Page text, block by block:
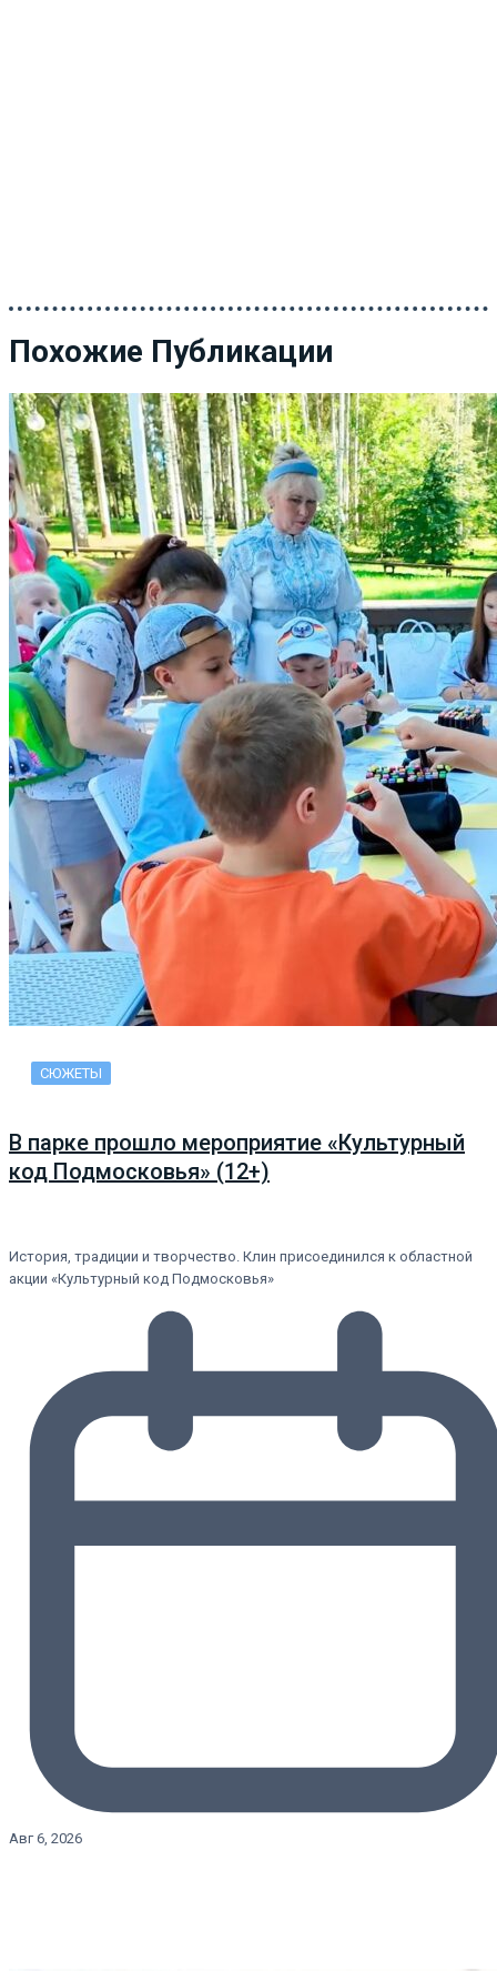
Похожие Публикации
СЮЖЕТЫ
В парке прошло мероприятие «Культурный
код Подмосковья» (12+)
История, традиции и творчество. Клин присоединился к областной
акции «Культурный код Подмосковья»
Авг 6, 2026